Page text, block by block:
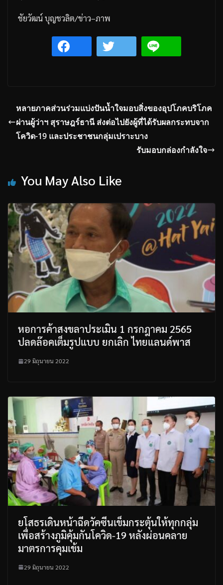
ชัยวัฒน์บุญชวลิต/ข่าว–ภาพ
หลายภาคส่วนร่วมแบ่งปันน้ำใจมอบสิ่งของอุปโภคบริโภค
ผ่านผู้ว่าฯ สุราษฎร์ธานี ส่งต่อไปยังผู้ที่ได้รับผลกระทบจาก
โควิด-19 และประชาชนกลุ่มเปราะบาง
รับมอบกล่องกำลังใจ
You May Also Like
หอการค้าสงขลาประเมิน 1 กรกฎาคม 2565
ปลดล๊อคเต็มรูปแบบ ยกเลิก ไทยแลนด์พาส
29 มิถุนายน 2022
ยโสธรเดินหน้าฉีดวัคซีนเข็มกระตุ้นให้ทุกกลุ่ม
เพื่อสร้างภูมิคุ้มกันโควิด-19 หลังผ่อนคลาย
มาตรการคุมเข้ม
29 มิถุนายน 2022